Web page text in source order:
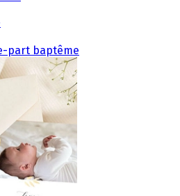
part baptême